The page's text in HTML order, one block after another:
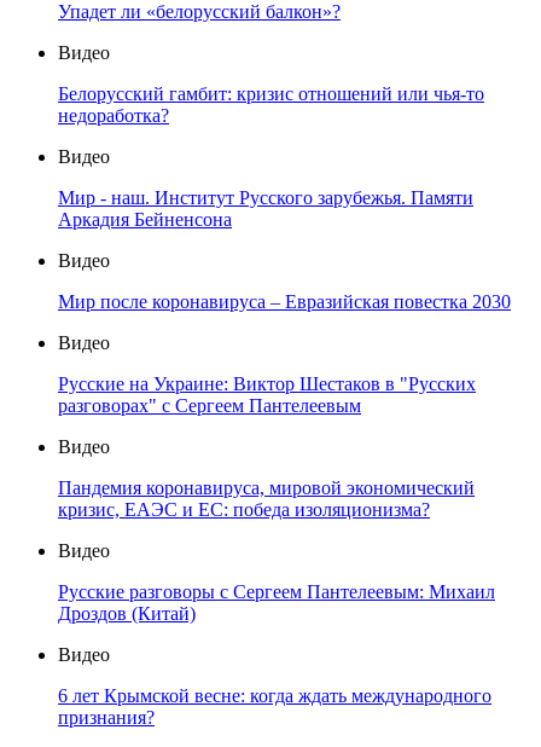
Упадет ли «белорусский балкон»?
Видео
Белорусский гамбит: кризис отношений или чья-то
недоработка?
Видео
Мир - наш. Институт Русского зарубежья. Памяти
Аркадия Бейненсона
Видео
Мир после коронавируса – Евразийская повестка 2030
Видео
Русские на Украине: Виктор Шестаков в "Русских
разговорах" с Сергеем Пантелеевым
Видео
Пандемия коронавируса, мировой экономический
кризис, ЕАЭС и ЕС: победа изоляционизма?
Видео
Русские разговоры с Сергеем Пантелеевым: Михаил
Дроздов (Китай)
Видео
6 лет Крымской весне: когда ждать международного
признания?